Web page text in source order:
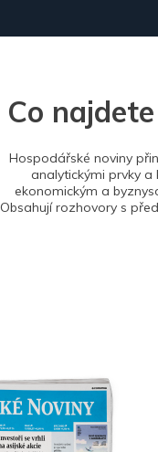
Co
Hospodářské noviny
analytickými prvky a
ekonomickým a
Obsahují rozhovory s